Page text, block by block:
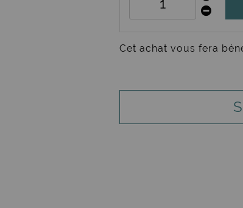
Cet achat vous fera